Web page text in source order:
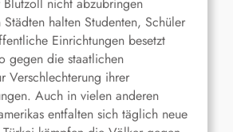
nicht abzubringen
halten Studenten, Schüler
Einrichtungen besetzt
gegen die staatlichen
Verschlechterung ihrer
Auch in vielen anderen
entfalten sich täglich neue